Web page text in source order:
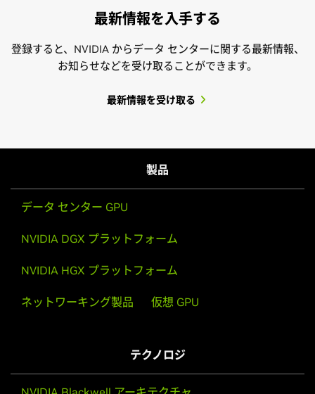
ロボットのトレーニングと組み立て工程の効率化
これらのテクノロジは、工場のデジタル ツイン内で通信
グの高速化を実現します。 また、設計からデプロイま
の向上にも寄与します。
最新情報を入手する
登録すると、NVIDIA からデータ センターに関する最新情報、
お知らせなどを受け取ることができます。
最新情報を受け取る
製品
データ センター GPU
NVIDIA DGX プラットフォーム
NVIDIA HGX プラットフォーム
ネットワーキング製品 仮想 GPU
テクノロジ